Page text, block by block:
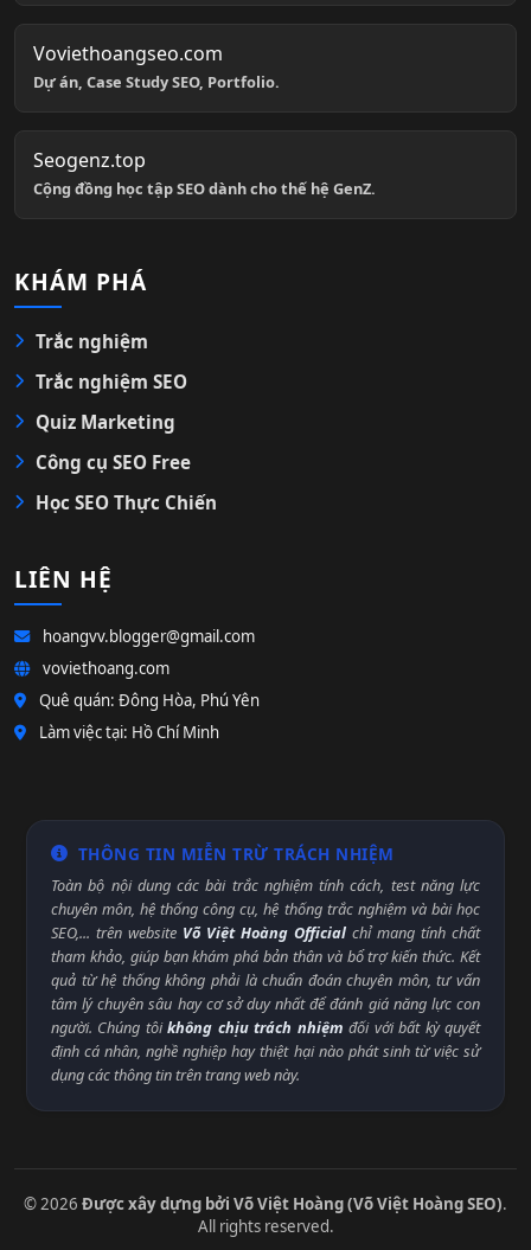
Voviethoangseo.com
Dự án, Case Study SEO, Portfolio.
Seogenz.top
Cộng đồng học tập SEO dành cho thế hệ GenZ.
KHÁM PHÁ
Trắc nghiệm
Trắc nghiệm SEO
Quiz Marketing
Công cụ SEO Free
Học SEO Thực Chiến
LIÊN HỆ
hoangvv.blogger@gmail.com
voviethoang.com
Quê quán: Đông Hòa, Phú Yên
Làm việc tại: Hồ Chí Minh
THÔNG TIN MIỄN TRỪ TRÁCH NHIỆM
Toàn bộ nội dung các bài trắc nghiệm tính cách, test năng lực
chuyên môn, hệ thống công cụ, hệ thống trắc nghiệm và bài học
SEO,... trên website Võ Việt Hoàng Official chỉ mang tính chất
tham khảo, giúp bạn khám phá bản thân và bổ trợ kiến thức. Kết
quả từ hệ thống không phải là chuẩn đoán chuyên môn, tư vấn
tâm lý chuyên sâu hay cơ sở duy nhất để đánh giá năng lực con
người. Chúng tôikhông chịu trách nhiệm đối với bất kỳ quyết
định cá nhân, nghề nghiệp hay thiệt hại nào phát sinh từ việc sử
dụng các thông tin trên trang web này.
© 2026 Được xây dựng bởi Võ Việt Hoàng (Võ Việt Hoàng SEO).
All rights reserved.